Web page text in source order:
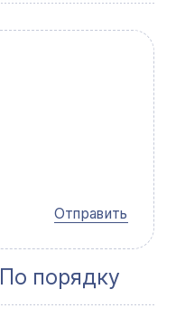
Отправить
По порядку